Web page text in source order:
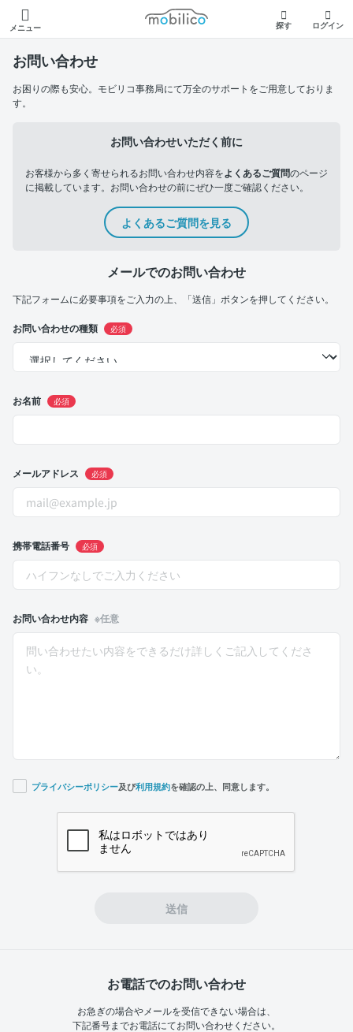
メニュー
モビリコ
探す ログイン
お問い合わせ
お困りの際も安心。モビリコ事務局にて万全のサポートをご用意しておりま
す。
お問い合わせいただく前に
お客様から多く寄せられるお問い合わせ内容をよくあるご質問のページ
に掲載しています。お問い合わせの前にぜひ一度ご確認ください。
よくあるご質問を見る
メールでのお問い合わせ
下記フォームに必要事項をご入力の上、「送信」ボタンを押してください。
お問い合わせの種類 必須
お名前 必須
メールアドレス 必須
携帯電話番号 必須
お問い合わせ内容 ※任意
プライバシーポリシー及び利用規約を確認の上、同意します。
送信
お電話でのお問い合わせ
お急ぎの場合やメールを受信できない場合は、
下記番号までお電話にてお問い合わせください。